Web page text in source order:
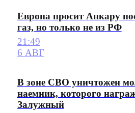
Европа просит Анкару
газ, но только не из РФ
21:49
6 АВГ
В зоне СВО уничтожен
наемник, которого
Залужный